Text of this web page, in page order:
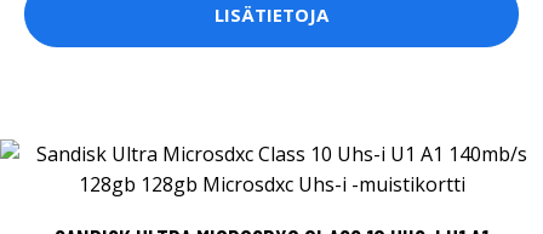
LISÄTIETOJA